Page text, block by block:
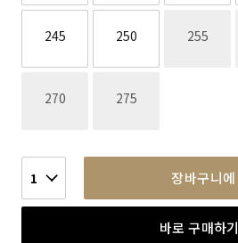
245 250 255재고
270재고없음 275재고없음
1 장바구니
바로 구매하기